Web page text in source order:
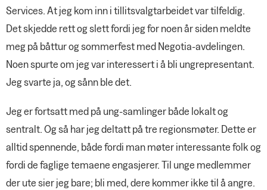
Services. At jeg kom inn i tillitsvalgtarbeidet var tilfeldig.
Det skjedde rett og slett fordi jeg for noen år siden meldte
meg på båttur og sommerfest med Negotia-avdelingen.
Noen spurte om jeg var interessert i å bli ungrepresentant.
Jeg svarte ja, og sånn ble det.
Jeg er fortsatt med på ung-samlinger både lokalt og
sentralt. Og så har jeg deltatt på tre regionsmøter. Dette er
alltid spennende, både fordi man møter interessante folk og
fordi de faglige temaene engasjerer. Til unge medlemmer
der ute sier jeg bare; bli med, dere kommer ikke til å angre.